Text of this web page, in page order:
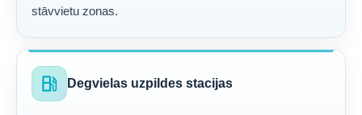
stāvvietu zonas.
local_gas_station Degvielas uzpildes stacijas